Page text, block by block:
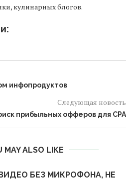
кулинарных блогов.
инфопродуктов
Следующая новость
прибыльных офферов для CPA
MAY ALSO LIKE
БЕЗ МИКРОФОНА, НЕ